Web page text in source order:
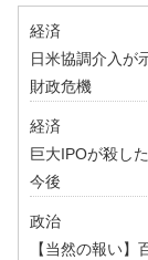
経済
日米協調介入が
財政危機
経済
巨大IPOが殺し
今後
政治
【当然の報い】